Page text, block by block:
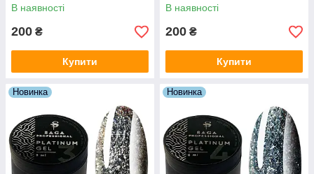
В наявності
200 ₴
Купити
В наявності
200 ₴
Купити
Новинка Новинка